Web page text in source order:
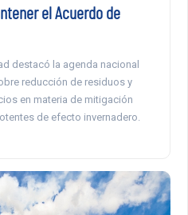
el Acuerdo de
destacó la agenda nacional
reducción de residuos y
en materia de mitigación
de efecto invernadero.